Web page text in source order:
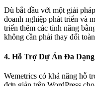
Dù bắt đầu với một giải
doanh nghiệp phát triển và
triển thêm các tính năng
không cần phải thay đổi
4. Hỗ Trợ Dự Án Đa
Wemetrics có khả năng hỗ